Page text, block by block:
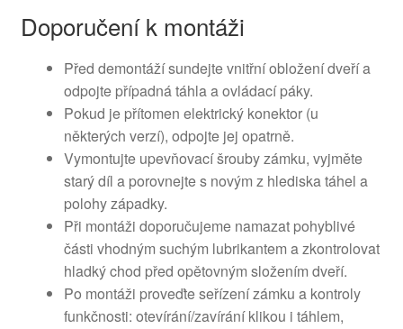
Doporučení k montáži
Před demontáží sundejte vnitřní obložení dveří a
odpojte případná táhla a ovládací páky.
Pokud je přítomen elektrický konektor (u
některých verzí), odpojte jej opatrně.
Vymontujte upevňovací šrouby zámku, vyjměte
starý díl a porovnejte s novým z hlediska táhel a
polohy západky.
Při montáži doporučujeme namazat pohyblivé
části vhodným suchým lubrikantem a zkontrolovat
hladký chod před opětovným složením dveří.
Po montáži proveďte seřízení zámku a kontroly
funkčnosti: otevírání/zavírání klikou i táhlem,